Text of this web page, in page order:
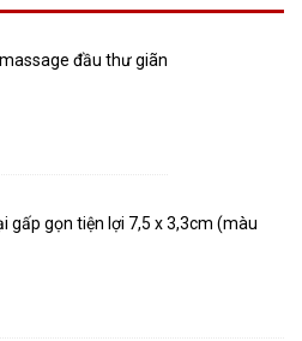
đầu thư giãn
gấp gọn tiện lợi 7,5 x 3,3cm (màu